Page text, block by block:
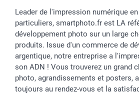
Leader de l'impression numérique
particuliers, smartphoto.fr est LA
développement photo sur un large
produits. Issue d'un commerce de
argentique, notre entreprise a
son ADN ! Vous trouverez un grand
photo, agrandissements et posters,
toujours au rendez-vous et la